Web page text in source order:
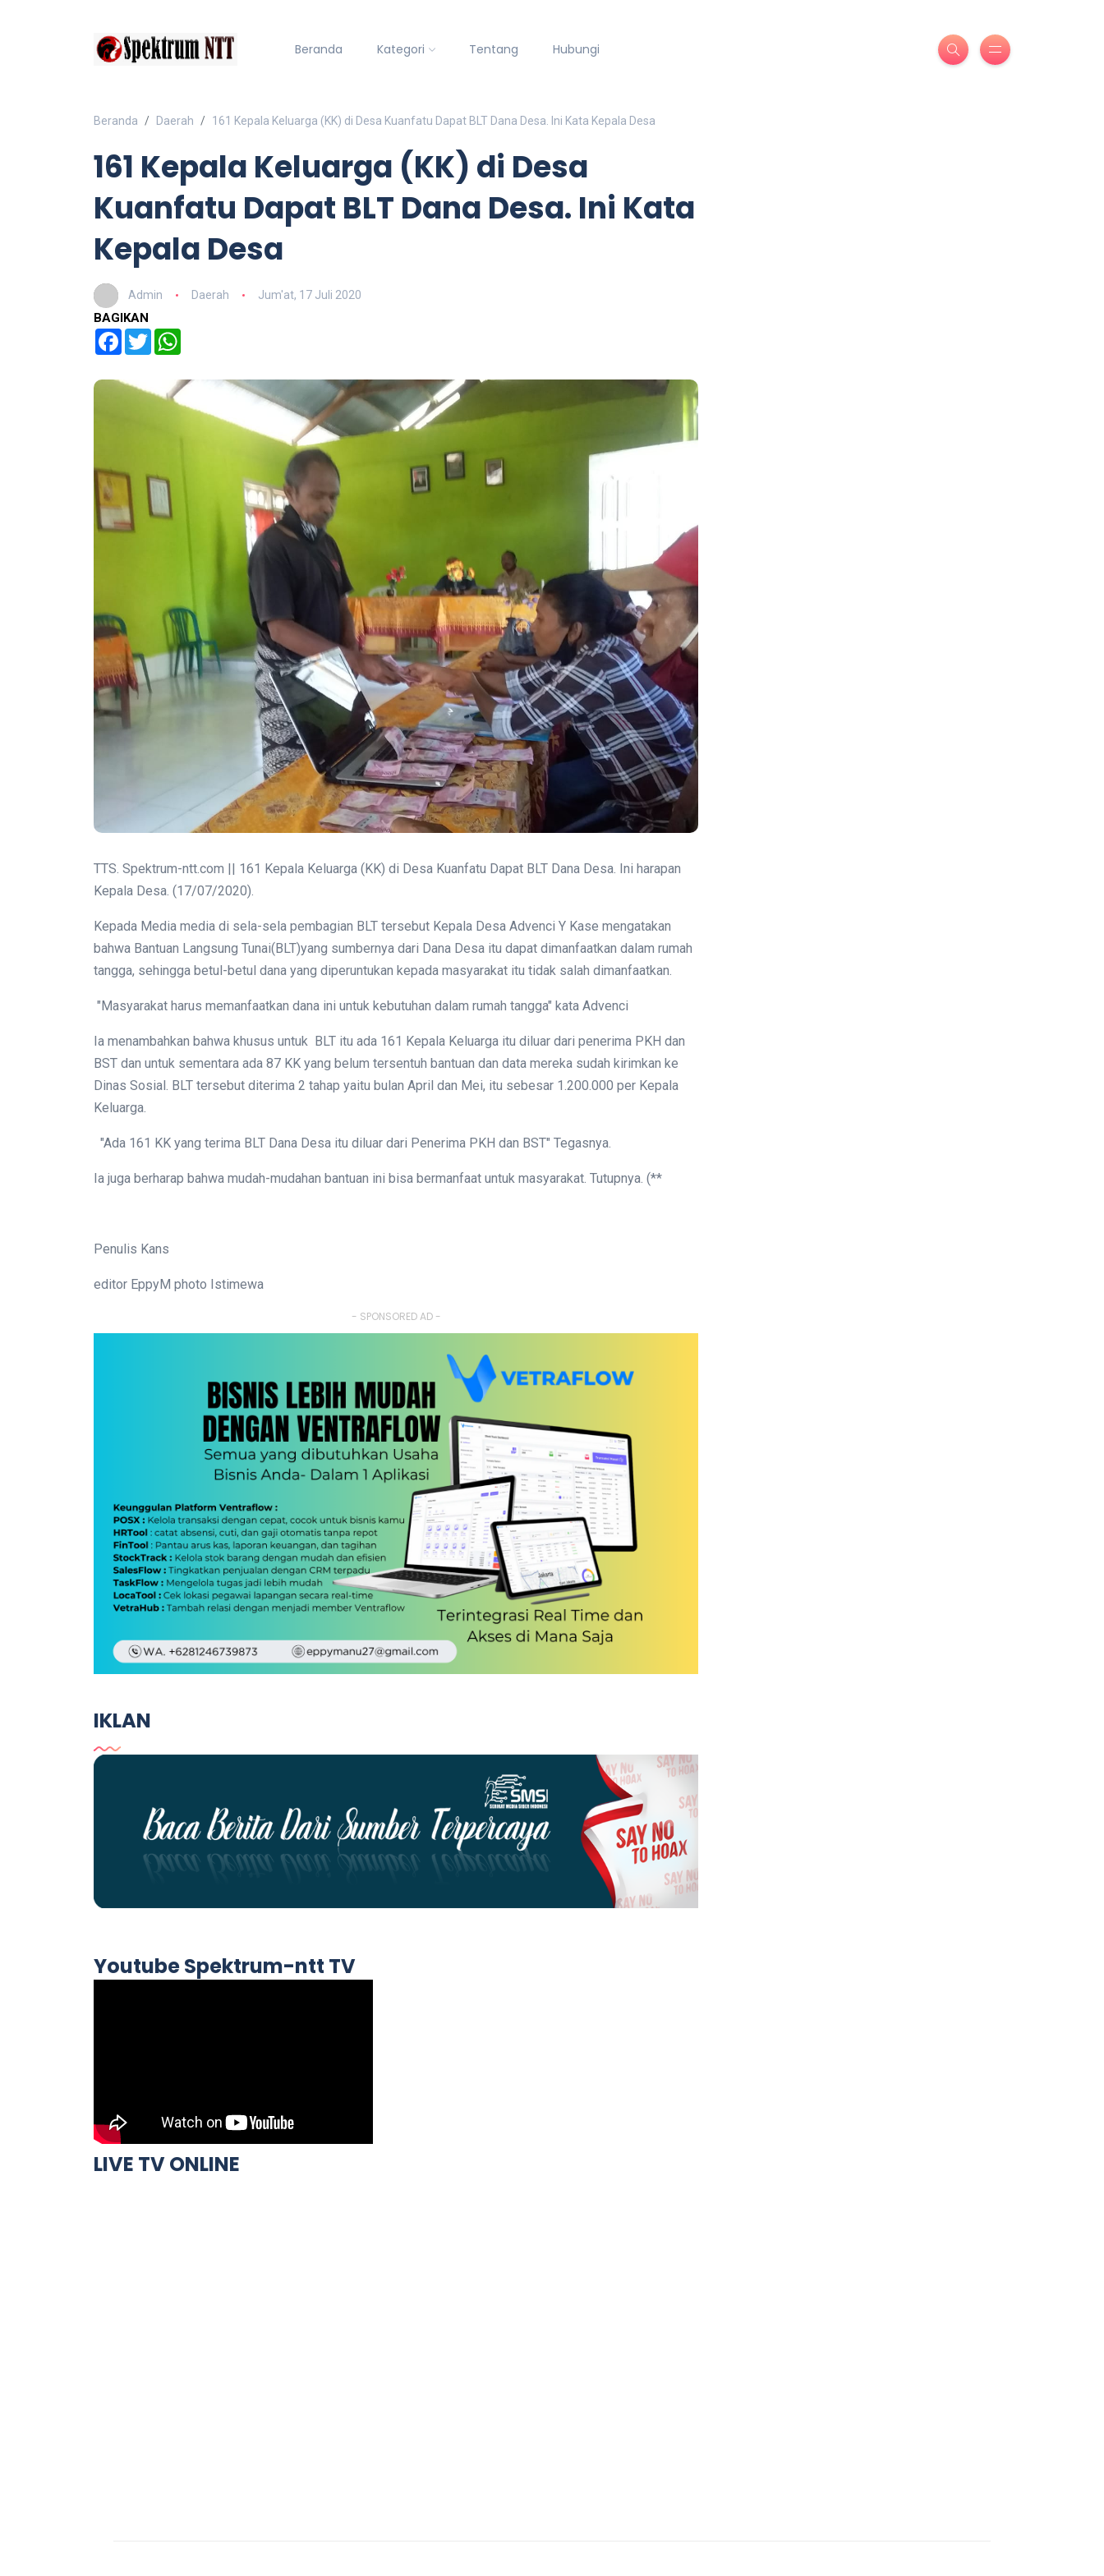
Beranda Kategori Tentang Hubungi
Beranda Daerah 161 Kepala Keluarga (KK) di Desa Kuanfatu Dapat BLT Dana Desa. Ini Kata Kepala Desa
161 Kepala Keluarga (KK) di Desa
Kuanfatu Dapat BLT Dana Desa. Ini Kata
Kepala Desa
Admin Daerah Jum'at, 17 Juli 2020
BAGIKAN
Facebook
Twitter
TTS. Spektrum-ntt.com || 161 Kepala Keluarga (KK) di Desa Kuanfatu Dapat BLT Dana Desa. Ini harapan
Kepala Desa. (17/07/2020).
Kepada Media media di sela-sela pembagian BLT tersebut Kepala Desa Advenci Y Kase mengatakan
bahwa Bantuan Langsung Tunai(BLT)yang sumbernya dari Dana Desa itu dapat dimanfaatkan dalam rumah
tangga, sehingga betul-betul dana yang diperuntukan kepada masyarakat itu tidak salah dimanfaatkan.
"Masyarakat harus memanfaatkan dana ini untuk kebutuhan dalam rumah tangga" kata Advenci
Ia menambahkan bahwa khusus untuk BLT itu ada 161 Kepala Keluarga itu diluar dari penerima PKH dan
BST dan untuk sementara ada 87 KK yang belum tersentuh bantuan dan data mereka sudah kirimkan ke
Dinas Sosial. BLT tersebut diterima 2 tahap yaitu bulan April dan Mei, itu sebesar 1.200.000 per Kepala
Keluarga.
"Ada 161 KK yang terima BLT Dana Desa itu diluar dari Penerima PKH dan BST" Tegasnya.
Ia juga berharap bahwa mudah-mudahan bantuan ini bisa bermanfaat untuk masyarakat. Tutupnya. (**
Penulis Kans
editor EppyM photo Istimewa
- SPONSORED AD -
IKLAN
Youtube Spektrum-ntt TV
LIVE TV ONLINE